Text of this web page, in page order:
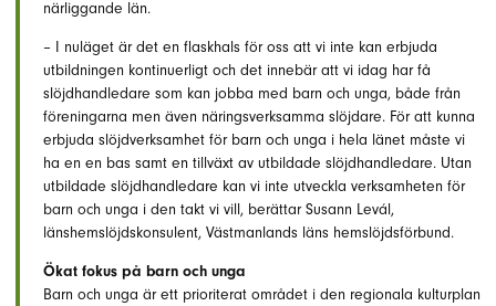
närliggande län.
– I nuläget är det en flaskhals för oss att vi inte kan erbjuda
utbildningen kontinuerligt och det innebär att vi idag har få
slöjdhandledare som kan jobba med barn och unga, både från
föreningarna men även näringsverksamma slöjdare. För att kunna
erbjuda slöjdverksamhet för barn och unga i hela länet måste vi
ha en en bas samt en tillväxt av utbildade slöjdhandledare. Utan
utbildade slöjdhandledare kan vi inte utveckla verksamheten för
barn och unga i den takt vi vill, berättar Susann Levál,
länshemslöjdskonsulent, Västmanlands läns hemslöjdsförbund.
Ökat fokus på barn och unga
Barn och unga är ett prioriterat området i den regionala kulturplan